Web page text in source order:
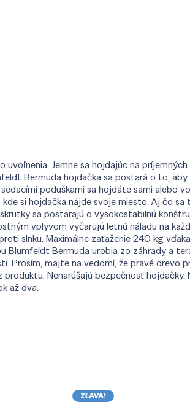
Jemne sa hojdajúc na
Bermuda hojdačka sa postará o to,
poduškami sa hojdáte sami alebo
si hojdačka nájde svoje miesto. Aj čo
sa postarajú o vysokostabilnú
vplyvom vyčarujú letnú náladu na
slnku. Maximálne zaťaženie 240 kg
Blumfeldt Bermuda urobia zo záhrady a
Prosím, majte na vedomí, že pravé drevo
Nenarúšajú bezpečnosť hojdačky.
až dva.
ZĽAVA!